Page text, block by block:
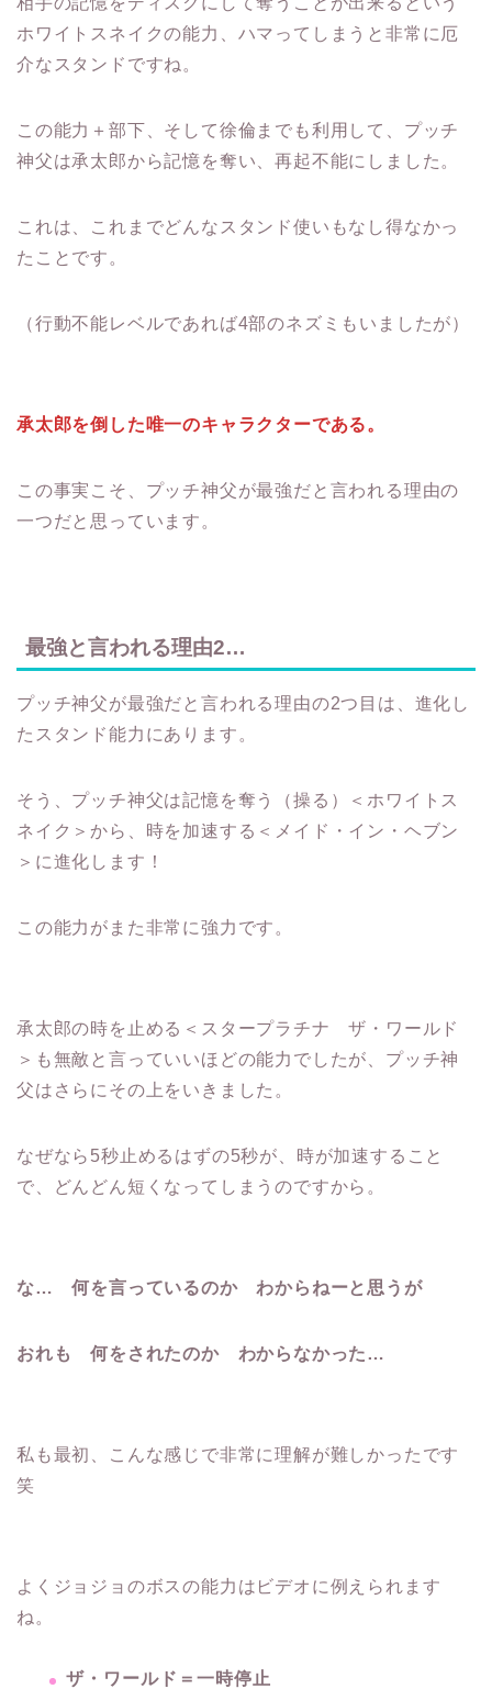
ホワイトスネイクの能力、ハマってしまうと非常に厄
介なスタンドですね。
この能力＋部下、そして徐倫までも利用して、プッチ
神父は承太郎から記憶を奪い、再起不能にしました。
これは、これまでどんなスタンド使いもなし得なかっ
たことです。
（行動不能レベルであれば4部のネズミもいましたが）
承太郎を倒した唯一のキャラクターである。
この事実こそ、プッチ神父が最強だと言われる理由の
一つだと思っています。
最強と言われる理由2…
プッチ神父が最強だと言われる理由の2つ目は、進化し
たスタンド能力にあります。
そう、プッチ神父は記憶を奪う（操る）＜ホワイトス
ネイク＞から、時を加速する＜メイド・イン・ヘブン
＞に進化します！
この能力がまた非常に強力です。
承太郎の時を止める＜スタープラチナ ザ・ワールド
＞も無敵と言っていいほどの能力でしたが、プッチ神
父はさらにその上をいきました。
なぜなら5秒止めるはずの5秒が、時が加速すること
で、どんどん短くなってしまうのですから。
な… 何を言っているのか わからねーと思うが
おれも 何をされたのか わからなかった…
私も最初、こんな感じで非常に理解が難しかったです
笑
よくジョジョのボスの能力はビデオに例えられます
ね。
ザ・ワールド＝一時停止